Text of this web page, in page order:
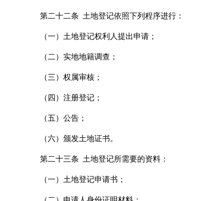
第二十二条 土地登记依照下列程序进行：
（一）土地登记权利人提出申请；
（二）实地地籍调查；
（三）权属审核；
（四）注册登记；
（五）公告；
（六）颁发土地证书。
第二十三条 土地登记所需要的资料：
（一）土地登记申请书；